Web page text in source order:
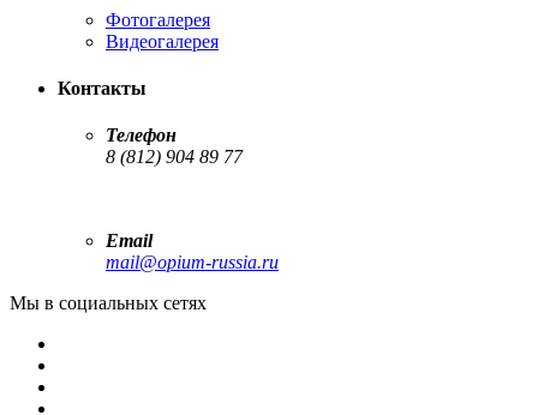
Фотогалерея
Видеогалерея
Контакты
Телефон
8 (812) 904 89 77
Email
mail@opium-russia.ru
Мы в социальных сетях